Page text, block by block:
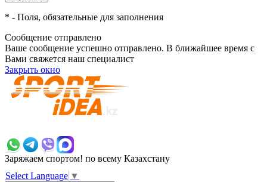
* - Поля, обязательные для заполнения
Сообщение отправлено
Ваше сообщение успешно отправлено. В ближайшее время с
Вами свяжется наш специалист
Закрыть окно
Заряжаем спортом! по всему Казахстану
Select Language ▼